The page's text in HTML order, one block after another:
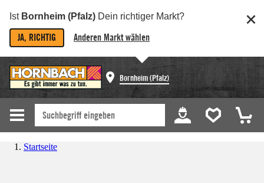
Ist Bornheim (Pfalz) Dein richtiger Markt?
JA, RICHTIG Anderen Markt wählen
Bornheim (Pfalz)
Startseite